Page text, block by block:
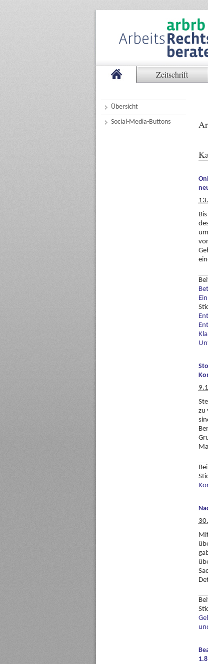
Zeitschrift
Übersicht
Social-Media-Buttons
zu